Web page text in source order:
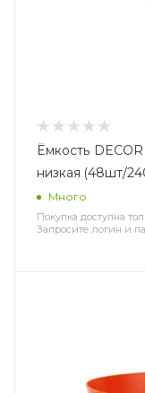
Ёмкость
низкая (48шт/
Много
Покупка доступна
Запросите логин и